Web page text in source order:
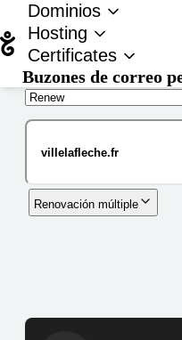
Dominios
Hosting
Certificates
Buzones de correo
Renovación múltiple